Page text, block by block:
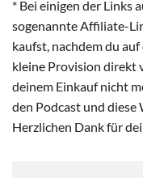
* Bei einigen der Links
sogenannte Affiliate-
kaufst, nachdem du
kleine Provision direkt
deinem Einkauf nicht
den Podcast und
Herzlichen Dank für